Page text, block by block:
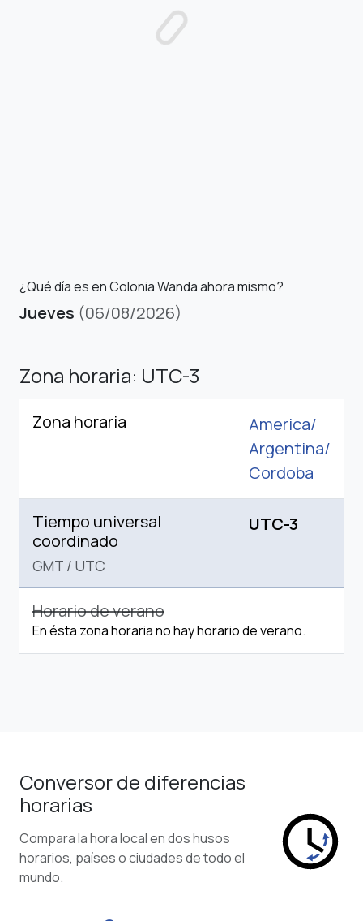
¿Qué día es en Colonia Wanda ahora mismo?
Jueves (06/08/2026)
Zona horaria: UTC-3
Zona horaria
America/
Argentina/
Cordoba
Tiempo universal
coordinado
GMT / UTC
UTC-3
Horario de verano
En ésta zona horaria no hay horario de verano.
Conversor de diferencias
horarias
Compara la hora local en dos husos
horarios, países o ciudades de todo el
mundo.